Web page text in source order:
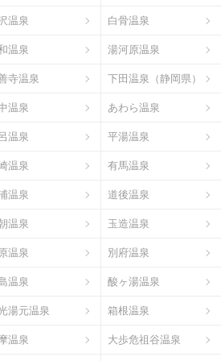
温泉 白骨温泉
温泉 湯河原温泉
寺温泉 下田温泉（静岡県）
温泉 あわら温泉
温泉 平湯温泉
温泉 有馬温泉
温泉 道後温泉
温泉 玉造温泉
温泉 別府温泉
温泉 酸ヶ湯温泉
湯元温泉 箱根温泉
温泉 大歩危祖谷温泉